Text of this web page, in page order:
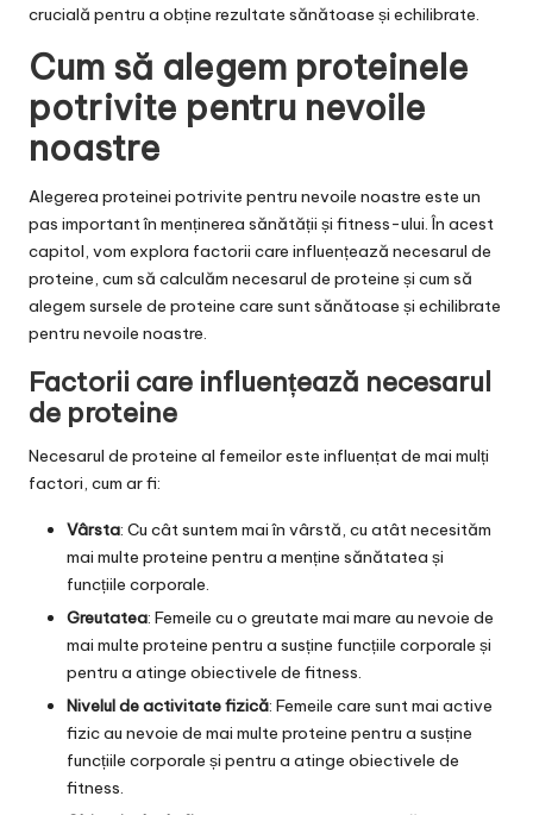
crucială pentru a obține rezultate sănătoase și echilibrate.
Cum să alegem proteinele
potrivite pentru nevoile
noastre
Alegerea proteinei potrivite pentru nevoile noastre este un
pas important în menținerea sănătății și fitness-ului. În acest
capitol, vom explora factorii care influențează necesarul de
proteine, cum să calculăm necesarul de proteine și cum să
alegem sursele de proteine care sunt sănătoase și echilibrate
pentru nevoile noastre.
Factorii care influențează necesarul
de proteine
Necesarul de proteine al femeilor este influențat de mai mulți
factori, cum ar fi:
Vârsta: Cu cât suntem mai în vârstă, cu atât necesităm
mai multe proteine pentru a menține sănătatea și
funcțiile corporale.
Greutatea: Femeile cu o greutate mai mare au nevoie de
mai multe proteine pentru a susține funcțiile corporale și
pentru a atinge obiectivele de fitness.
Nivelul de activitate fizică: Femeile care sunt mai active
fizic au nevoie de mai multe proteine pentru a susține
funcțiile corporale și pentru a atinge obiectivele de
fitness.